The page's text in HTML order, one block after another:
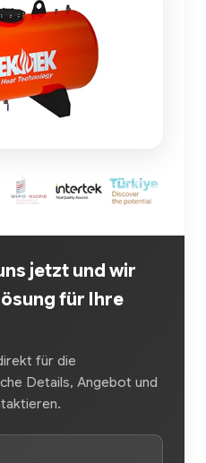
jetzt und wir
für Ihre
für die
Details, Angebot und